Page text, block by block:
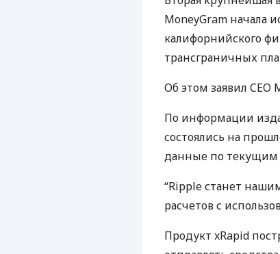
MoneyGram начала
калифорнийского
трансграничных
Об этом заявил CEO
По информации
состоялись на
данные по текущим
“Ripple станет
расчетов с
Продукт xRapid